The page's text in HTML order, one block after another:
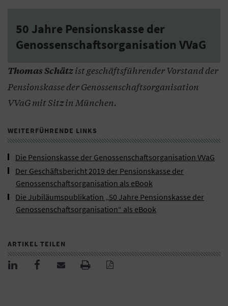
50 Jahre Pensionskasse der
Genossenschaftsorganisation VVaG
Thomas Schätzist geschäftsführender Vorstand der
Pensionskasse der Genossenschaftsorganisation
VVaG mit Sitz in München.
WEITERFÜHRENDE LINKS
Die Pensionskasse der Genossenschaftsorganisation VVaG
Der Geschäftsbericht 2019 der Pensionskasse der
Genossenschaftsorganisation als eBook
Die Jubiläumspublikation „50 Jahre Pensionskasse der
Genossenschaftsorganisation“ als eBook
ARTIKEL TEILEN